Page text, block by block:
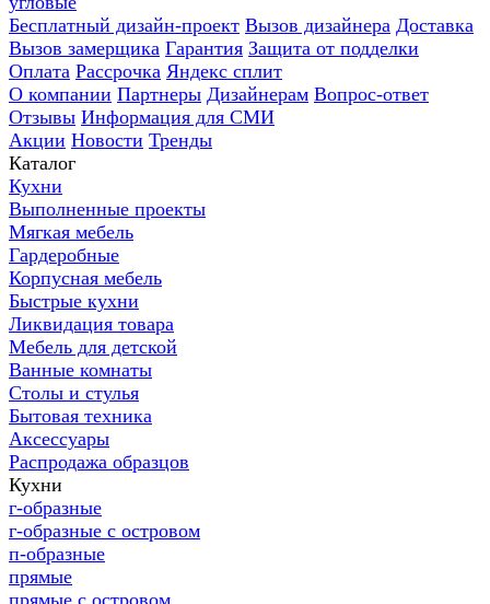
Бесплатный дизайн-проект Вызов дизайнера Доставка
Вызов замерщика Гарантия Защита от подделки
Оплата Рассрочка Яндекс сплит
О компании Партнеры Дизайнерам Вопрос-ответ
Отзывы Информация для СМИ
Акции Новости Тренды
Каталог
Кухни
Выполненные проекты
Мягкая мебель
Гардеробные
Корпусная мебель
Быстрые кухни
Ликвидация товара
Мебель для детской
Ванные комнаты
Столы и стулья
Бытовая техника
Аксессуары
Распродажа образцов
Кухни
г-образные
г-образные с островом
п-образные
прямые
прямые с островом